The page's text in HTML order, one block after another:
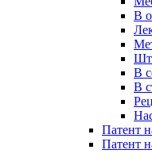
В
В
В
Патент
Патент